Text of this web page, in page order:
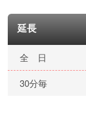
延長
全 日
30分毎